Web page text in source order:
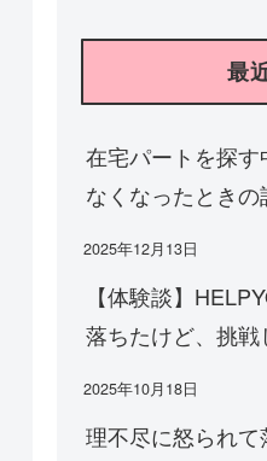
最
在宅パートを探
なくなったときの
2025年12月13日
【体験談】
落ちたけど、挑
2025年10月18日
理不尽に怒られ